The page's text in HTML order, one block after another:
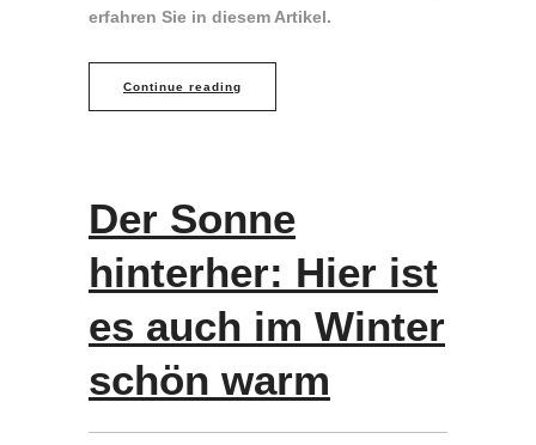
erfahren Sie in diesem Artikel.
Continue reading
Der Sonne
hinterher: Hier ist
es auch im Winter
schön warm